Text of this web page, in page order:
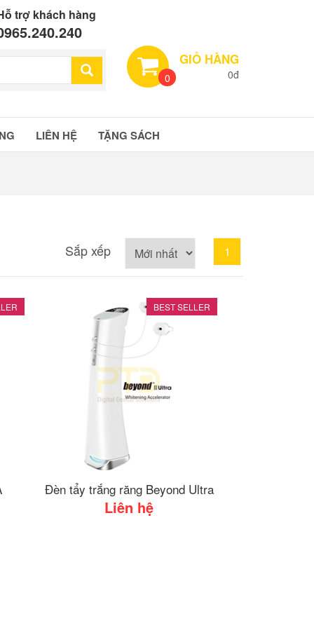
trợ khách hàng
0
GIỎ HÀNG
0đ
LIÊN HỆ TẶNG SÁCH
Sắp xếp
BEST SELLER
Đèn tẩy trắng răng Beyond Ultra
Liên hệ